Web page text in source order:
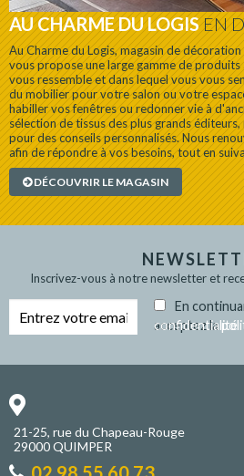
AU CHARME DU LOGISEN
Au Charme du Logis, magasin de
vous propose une large gamme de
vous ressemble et dans lequel vous vous
du mobilier pour votre salon ou votre
habiller vos fenêtres ou redonner vie à
sélection de tissus des plus grands
pour des conseils personnalisés. Nous
afin de répondre à vos besoins, tout en
DÉCOUVRIR LE MAGASIN
Inscrivez-vous à notre newsletter et
En
acceptez la
politique de confidentialité
21-25, rue du Chapeau-Rouge
29000 QUIMPER